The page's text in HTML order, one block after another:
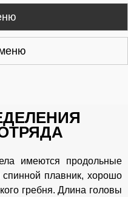
имеются продольные
плавник, хорошо
гребня. Длина головы